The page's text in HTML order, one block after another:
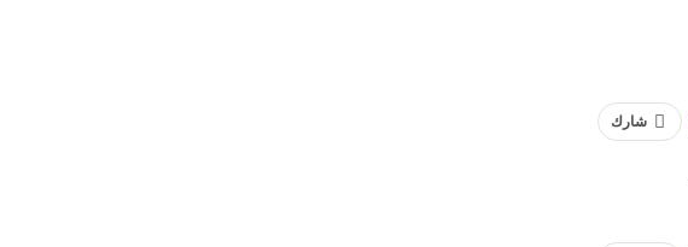
شارك